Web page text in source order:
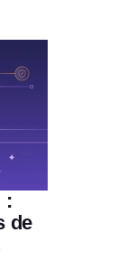
:
de